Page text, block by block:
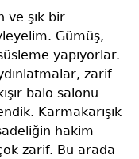
ve şık bir
Gümüş,
yapıyorlar.
zarif
balo salonu
Karmakarışık
hakim
zarif. Bu arada